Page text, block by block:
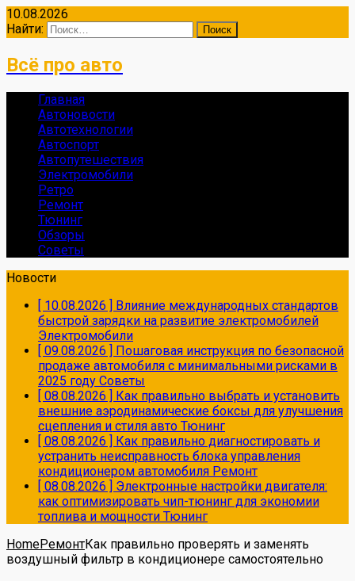
10.08.2026
Найти:
Всё про авто
Главная
Автоновости
Автотехнологии
Автоспорт
Автопутешествия
Электромобили
Ретро
Ремонт
Тюнинг
Обзоры
Советы
Новости
[ 10.08.2026 ] Влияние международных стандартов
быстрой зарядки на развитие электромобилей
Электромобили
[ 09.08.2026 ] Пошаговая инструкция по безопасной
продаже автомобиля с минимальными рисками в
2025 году Советы
[ 08.08.2026 ] Как правильно выбрать и установить
внешние аэродинамические боксы для улучшения
сцепления и стиля авто Тюнинг
[ 08.08.2026 ] Как правильно диагностировать и
устранить неисправность блока управления
кондиционером автомобиля Ремонт
[ 08.08.2026 ] Электронные настройки двигателя:
как оптимизировать чип-тюнинг для экономии
топлива и мощности Тюнинг
HomeРемонтКак правильно проверять и заменять
воздушный фильтр в кондиционере самостоятельно